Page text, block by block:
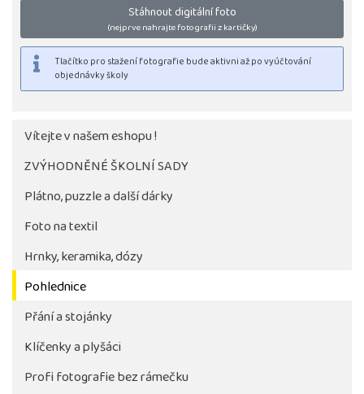
Stáhnout digitální foto
(nejprve nahrajte fotografii z kartičky)
Tlačítko pro stažení fotografie bude aktivni až po
objednávky školy
Vítejte v našem eshopu !
ZVÝHODNĚNÉ ŠKOLNÍ SADY
Plátno, puzzle a další dárky
Foto na textil
Hrnky, keramika, dózy
Pohlednice
Přání a stojánky
Klíčenky a plyšáci
Profi fotografie bez rámečku